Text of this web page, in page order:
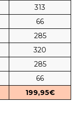
313
66
285
320
285
66
199,95€